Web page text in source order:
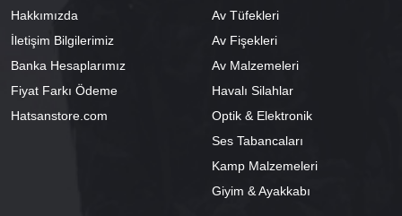
Hakkımızda
İletişim Bilgilerimiz
Banka Hesaplarımız
Fiyat Farkı Ödeme
Hatsanstore.com
Av Tüfekleri
Av Fişekleri
Av Malzemeleri
Havalı Silahlar
Optik & Elektronik
Ses Tabancaları
Kamp Malzemeleri
Giyim & Ayakkabı